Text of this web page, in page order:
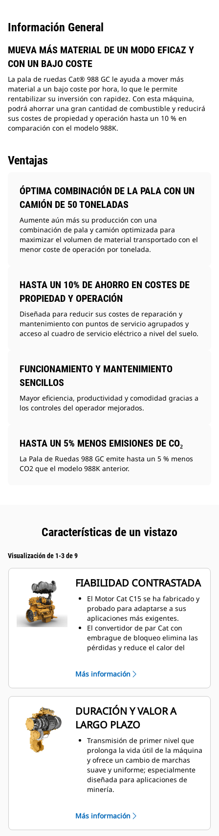
Información General
MUEVA MÁS MATERIAL DE UN MODO EFICAZ Y
CON UN BAJO COSTE
La pala de ruedas Cat® 988 GC le ayuda a mover más
material a un bajo coste por hora, lo que le permite
rentabilizar su inversión con rapidez. Con esta máquina,
podrá ahorrar una gran cantidad de combustible y reducirá
sus costes de propiedad y operación hasta un 10 % en
comparación con el modelo 988K.
Ventajas
ÓPTIMA COMBINACIÓN DE LA PALA CON UN
CAMIÓN DE 50 TONELADAS
Aumente aún más su producción con una
combinación de pala y camión optimizada para
maximizar el volumen de material transportado con el
menor coste de operación por tonelada.
HASTA UN 10% DE AHORRO EN COSTES DE
PROPIEDAD Y OPERACIÓN
Diseñada para reducir sus costes de reparación y
mantenimiento con puntos de servicio agrupados y
acceso al cuadro de servicio eléctrico a nivel del suelo.
FUNCIONAMIENTO Y MANTENIMIENTO
SENCILLOS
Mayor eficiencia, productividad y comodidad gracias a
los controles del operador mejorados.
HASTA UN 5% MENOS EMISIONES DE CO₂
La Pala de Ruedas 988 GC emite hasta un 5 % menos
CO2 que el modelo 988K anterior.
Características de un vistazo
Visualización de 1-3 de 9
FIABILIDAD CONTRASTADA
El Motor Cat C15 se ha fabricado y
probado para adaptarse a sus
aplicaciones más exigentes.
El convertidor de par Cat con
embrague de bloqueo elimina las
pérdidas y reduce el calor del
con control integrado de la
dirección y la transmisión (STIC™,
Steering and Transmission
Integrated Control System).
Mueve más material de un modo
más eficiente y con mayor potencia
y control.
El pedal neutralizador de la
transmisión ayuda a prolongar la
vida útil del freno de servicio y
permite mantener la máxima
potencia durante las operaciones
de carga en posición fija.
inyección unitaria electrónica
Más información
DURACIÓN Y VALOR A
LARGO PLAZO
Transmisión de primer nivel que
prolonga la vida útil de la máquina
y ofrece un cambio de marchas
suave y uniforme; especialmente
diseñada para aplicaciones de
minería.
productividad avanzada (APECS,
Advanced Productivity Electronic
Más información